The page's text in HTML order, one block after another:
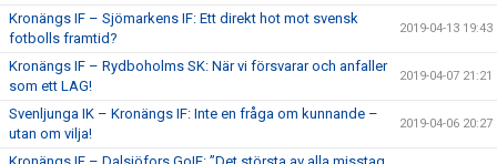
Kronängs IF – Sjömarkens IF: Ett direkt hot mot svensk
fotbolls framtid?
2019-04-13 19:43
Kronängs IF – Rydboholms SK: När vi försvarar och anfaller
som ett LAG!
2019-04-07 21:21
Svenljunga IK – Kronängs IF: Inte en fråga om kunnande –
utan om vilja!
2019-04-06 20:27